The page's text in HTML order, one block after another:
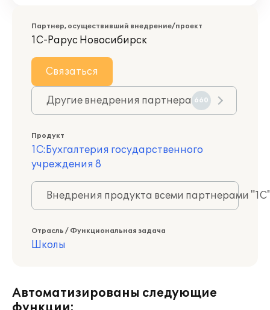
Партнер, осуществивший внедрение/проект
1С-Рарус Новосибирск
Связаться
Другие внедрения партнера 660
Продукт
1С:Бухгалтерия государственного
учреждения 8
Внедрения продукта всеми партнерами
Отрасль / Функциональная задача
Школы
Автоматизированы следующие